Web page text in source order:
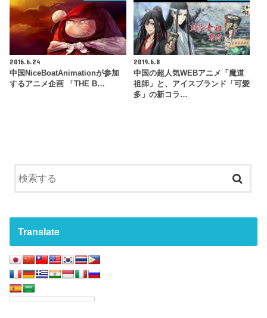
2016.6.24
中国NiceBoatAnimationが参加
するアニメ企画 「THE B…
2019.6.8
中国の超人気WEBアニメ「魔道
祖師」と、アイスブランド「可愛
多」の新コラ…
Translate